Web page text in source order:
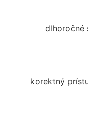
dlhoročné
korektný